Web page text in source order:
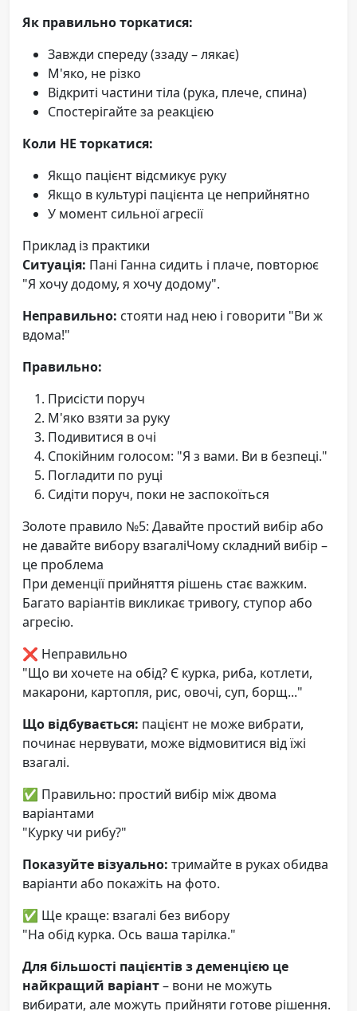
Як правильно торкатися:
Завжди спереду (ззаду – лякає)
М'яко, не різко
Відкриті частини тіла (рука, плече, спина)
Спостерігайте за реакцією
Коли НЕ торкатися:
Якщо пацієнт відсмикує руку
Якщо в культурі пацієнта це неприйнятно
У момент сильної агресії
Приклад із практики
Ситуація: Пані Ганна сидить і плаче, повторює
"Я хочу додому, я хочу додому".
Неправильно: стояти над нею і говорити "Ви ж
вдома!"
Правильно:
Присісти поруч
М'яко взяти за руку
Подивитися в очі
Спокійним голосом: "Я з вами. Ви в безпеці."
Погладити по руці
Сидіти поруч, поки не заспокоїться
Золоте правило №5: Давайте простий вибір або
не давайте вибору взагаліЧому складний вибір –
це проблема
При деменції прийняття рішень стає важким.
Багато варіантів викликає тривогу, ступор або
агресію.
❌ Неправильно
"Що ви хочете на обід? Є курка, риба, котлети,
макарони, картопля, рис, овочі, суп, борщ..."
Що відбувається: пацієнт не може вибрати,
починає нервувати, може відмовитися від їжі
взагалі.
✅ Правильно: простий вибір між двома
варіантами
"Курку чи рибу?"
Показуйте візуально: тримайте в руках обидва
варіанти або покажіть на фото.
✅ Ще краще: взагалі без вибору
"На обід курка. Ось ваша тарілка."
Для більшості пацієнтів з деменцією це
найкращий варіант– вони не можуть
вибирати, але можуть прийняти готове рішення.